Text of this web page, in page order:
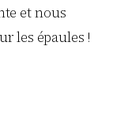
et nous
les épaules !